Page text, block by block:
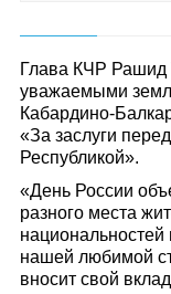
Глава КЧР Рашид
уважаемыми
Кабардино-
«За заслуги
Республикой».
«День России
разного места
нашей любимой
вносит свой